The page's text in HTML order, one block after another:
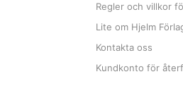
Regler och villkor
Lite om Hjelm
Kontakta oss
Kundkonto för